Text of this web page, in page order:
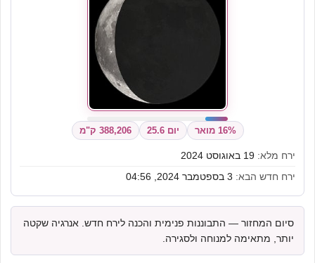
16% מואר יום 25.6 388,206 ק"מ
ירח מלא:
ירח חדש הבא:
סיום המחזור — התבוננות פנימית והכנה לירח חדש. אנרגיה שקטה
יותר, מתאימה למנוחה ולסגירה.